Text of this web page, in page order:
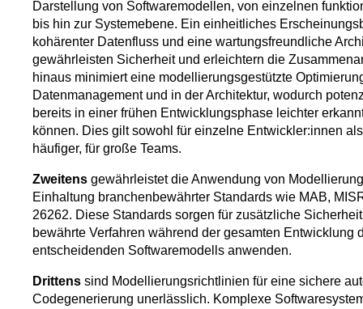
Darstellung von Softwaremodellen, von einzelnen
bis hin zur Systemebene. Ein einheitliches
kohärenter Datenfluss und eine wartungsfreundliche
gewährleisten Sicherheit und erleichtern die
hinaus minimiert eine modellierungsgestützte
Datenmanagement und in der Architektur, wodurch
bereits in einer frühen Entwicklungsphase leichter
können. Dies gilt sowohl für einzelne Entwickler:innen
häufiger, für große Teams.
Zweitens gewährleistet die Anwendung von
Einhaltung branchenbewährter Standards wie MAB,
26262. Diese Standards sorgen für zusätzliche
bewährte Verfahren während der gesamten Entwicklung
entscheidenden Softwaremodells anwenden.
Drittens sind Modellierungsrichtlinien für eine sichere
Codegenerierung unerlässlich. Komplexe